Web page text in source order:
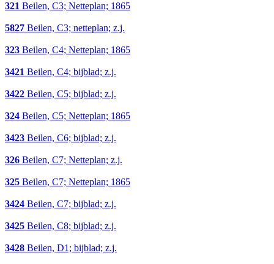
321 Beilen, C3; Netteplan; 1865
5827 Beilen, C3; netteplan; z.j.
323 Beilen, C4; Netteplan; 1865
3421 Beilen, C4; bijblad; z.j.
3422 Beilen, C5; bijblad; z.j.
324 Beilen, C5; Netteplan; 1865
3423 Beilen, C6; bijblad; z.j.
326 Beilen, C7; Netteplan; z.j.
325 Beilen, C7; Netteplan; 1865
3424 Beilen, C7; bijblad; z.j.
3425 Beilen, C8; bijblad; z.j.
3428 Beilen, D1; bijblad; z.j.